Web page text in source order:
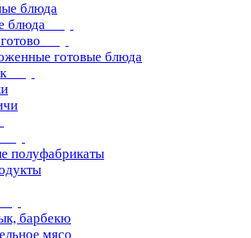
блюда
блюда
готовые блюда
полуфабрикаты
барбекю
мясо